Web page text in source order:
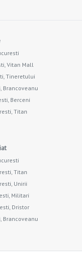
Vitan Mall
Tineretului
Brancoveanu
Berceni
Titan
Titan
Unirii
Militari
Dristor
Brancoveanu